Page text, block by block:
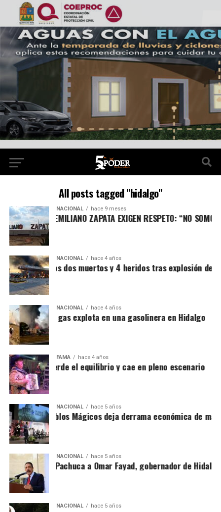
All posts tagged "hidalgo"
NACIONAL hace 9 meses
DE EMILIANO ZAPATA EXIGEN RESPETO: “NO
NACIONAL hace 4 años
Al menos dos muertos y 4 heridos tras explosión de
NACIONAL hace 4 años
Pipa de gas explota en una gasolinera en Hidalgo
FAMA hace 4 años
Ayala pierde el equilibrio y cae en pleno escenario
NACIONAL hace 5 años
de Pueblos Mágicos deja derrama económica de más
NACIONAL hace 5 años
en Pachuca a Omar Fayad, gobernador de Hidalgo
NACIONAL hace 5 años